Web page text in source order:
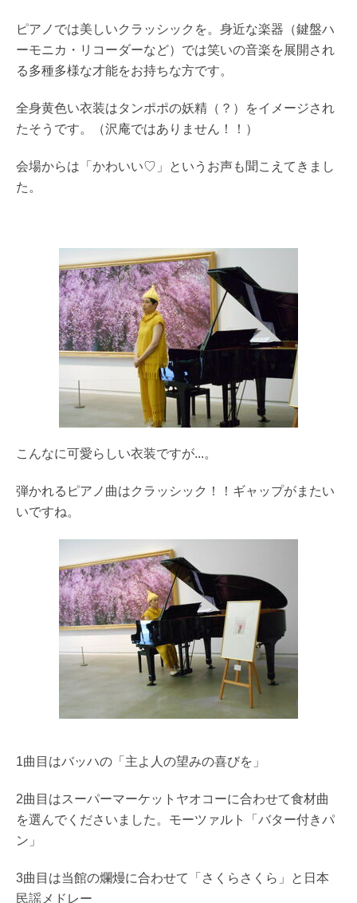
ピアノでは美しいクラッシックを。 身近な楽器（鍵盤ハ
ーモニカ・リコーダーなど）では笑いの音楽を展開され
る多種多様な才能をお持ちな方です。
全身黄色い衣装はタンポポの妖精 （？）
をイメージされ
たそうです。
（沢庵ではありません！！）
会場からは「かわいい♡」というお声も聞こえてきまし
た。
こんなに可愛らしい衣装ですが...。
弾かれるピアノ曲はクラッシック！！ ギャップがまたい
いですね。
1曲目はバッハの「主よ人の望みの喜びを」
2曲目はスーパーマーケットヤオコーに合わせて食材曲
を選んでくださいました。 モーツァルト「バター付きパ
ン」
3曲目は当館の爛熳に合わせて「さくらさくら」と日本
民謡メドレー